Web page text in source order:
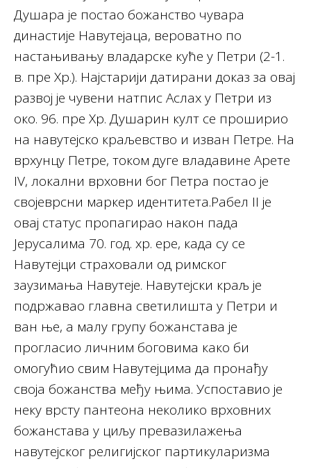
Душара је постао божанство чувара
династије Навутејаца, вероватно по
настањивању владарске куће у Петри (2-1.
в. пре Хр.). Најстарији датирани доказ за овај
развој је чувени натпис Аслах у Петри из
око. 96. пре Хр. Душарин култ се проширио
на навутејско краљевство и изван Петре. На
врхунцу Петре, током дуге владавине Арете
IV, локални врховни бог Петра постао је
својеврсни маркер идентитета.Рабел II je
овај статус пропагирао након пада
Јерусалима 70. год. хр. ере, када су се
Навутејци страховали од римског
заузимања Навутеје. Навутејски краљ је
подржавао главна светилишта у Петри и
ван ње, а малу групу божанстава је
прогласио личним боговима како би
омогућио свим Навутејцима да пронађу
своја божанства међу њима. Успоставио је
неку врсту пантеона неколико врховних
божанстава у циљу превазилажења
навутејског религијског партикуларизма